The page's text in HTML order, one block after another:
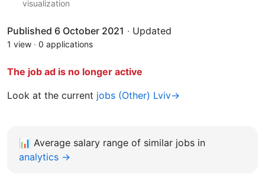
visualization
Published 6 October 2021 · Updated
1 view · 0 applications
The job ad is no longer active
Look at the current jobs (Other) Lviv→
📊 Average salary range of similar jobs in
analytics →